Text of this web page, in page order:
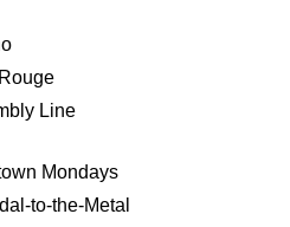
Line
Mondays
to-the-Metal